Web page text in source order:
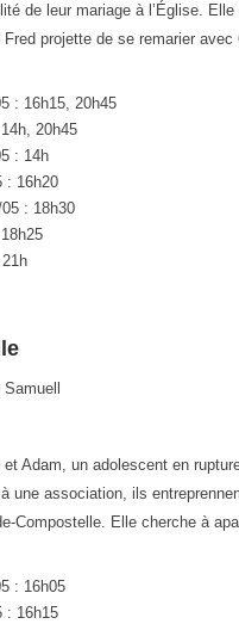
de leur mariage à l’Église.
Fred projette de se remarier
: 16h15, 20h45
20h45
: 14h
: 16h20
: 18h30
Adam, un adolescent en
une association, ils
Compostelle. Elle cherche à
: 16h05
: 16h15